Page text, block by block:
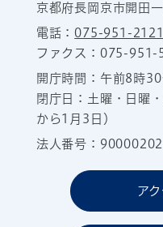
京都府長岡京市開田
電話：075-951-2121
ファクス：075-951-
開庁時間：午前8時
閉庁日：土曜・日曜
から1月3日）
法人番号：
ア